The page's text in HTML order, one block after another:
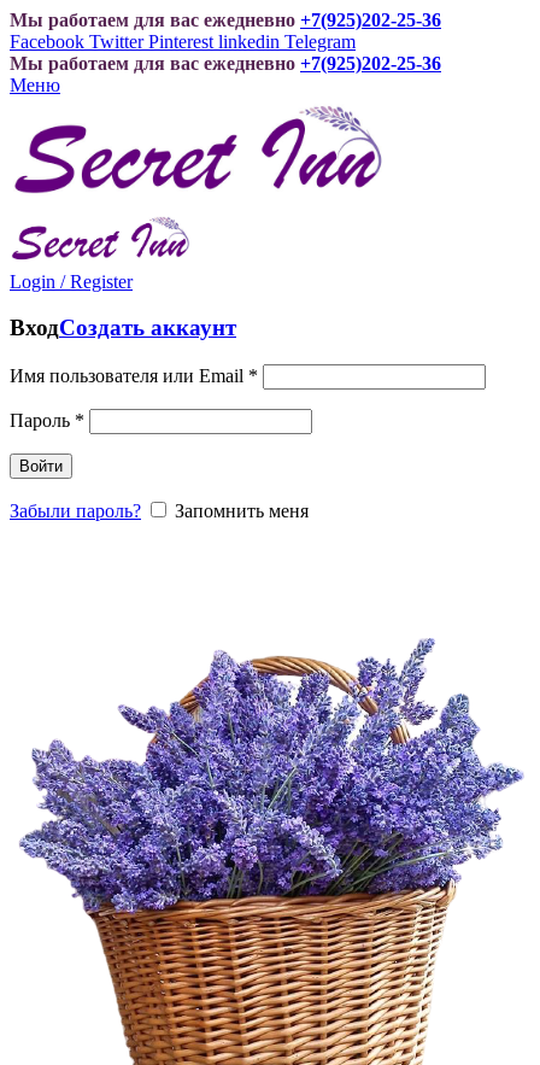
Мы работаем для вас ежедневно +7(925)202-25-36
Facebook Twitter Pinterest linkedin Telegram
Мы работаем для вас ежедневно +7(925)202-25-36
Меню
Login / Register
ВходСоздать аккаунт
Имя пользователя или Email *
Пароль *
Войти
Забыли пароль? Запомнить меня